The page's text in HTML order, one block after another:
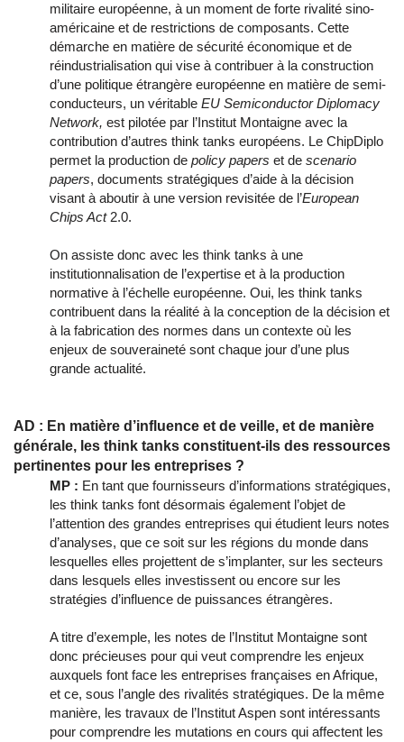
militaire européenne, à un moment de forte rivalité sino-
américaine et de restrictions de composants. Cette
démarche en matière de sécurité économique et de
réindustrialisation qui vise à contribuer à la construction
d’une politique étrangère européenne en matière de semi-
conducteurs, un véritable EU Semiconductor Diplomacy
Network, est pilotée par l’Institut Montaigne avec la
contribution d’autres think tanks européens. Le ChipDiplo
permet la production de policy papers et de scenario
papers, documents stratégiques d’aide à la décision
visant à aboutir à une version revisitée de l’European
Chips Act2.0.
On assiste donc avec les think tanks à une
institutionnalisation de l’expertise et à la production
normative à l’échelle européenne. Oui, les think tanks
contribuent dans la réalité à la conception de la décision et
à la fabrication des normes dans un contexte où les
enjeux de souveraineté sont chaque jour d’une plus
grande actualité.
AD : En matière d’influence et de veille, et de manière
générale, les think tanks constituent-ils des ressources
pertinentes pour les entreprises ?
MP : En tant que fournisseurs d’informations stratégiques,
les think tanks font désormais également l’objet de
l’attention des grandes entreprises qui étudient leurs notes
d’analyses, que ce soit sur les régions du monde dans
lesquelles elles projettent de s’implanter, sur les secteurs
dans lesquels elles investissent ou encore sur les
stratégies d’influence de puissances étrangères.
A titre d’exemple, les notes de l’Institut Montaigne sont
donc précieuses pour qui veut comprendre les enjeux
auxquels font face les entreprises françaises en Afrique,
et ce, sous l’angle des rivalités stratégiques. De la même
manière, les travaux de l’Institut Aspen sont intéressants
pour comprendre les mutations en cours qui affectent les